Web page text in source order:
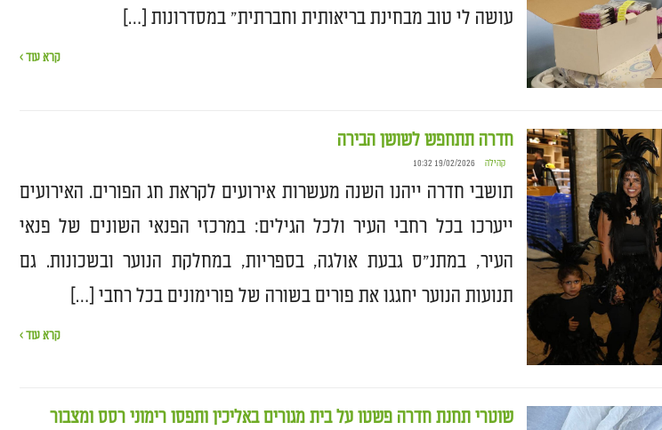
עושה לי טוב מבחינת בריאותית וחברתית" במסדרונות […]
קרא עוד ›
חדרה תתחפש לשושן הבירה
קהילה 19/02/2026 10:32
תושבי חדרה ייהנו השנה מעשרות אירועים לקראת חג הפורים. האירועים
ייערכו בכל רחבי העיר ולכל הגילים: במרכזי הפנאי השונים של פנאי
העיר, במתנ"ס גבעת אולגה, בספריות, במחלקת הנוער ובשכונות. גם
תנועות הנוער יחגגו את פורים בשורה של פורימונים בכל רחבי […]
קרא עוד ›
שוטרי תחנת חדרה פשטו על בית מגורים באליכין ותפסו רימוני רסס ומצבור